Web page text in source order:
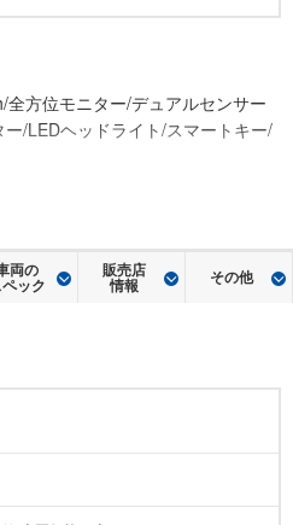
方位モニター/デュアルセンサー
/LEDヘッドライト/スマートキー/
両の
ック
販売店
情報 その他